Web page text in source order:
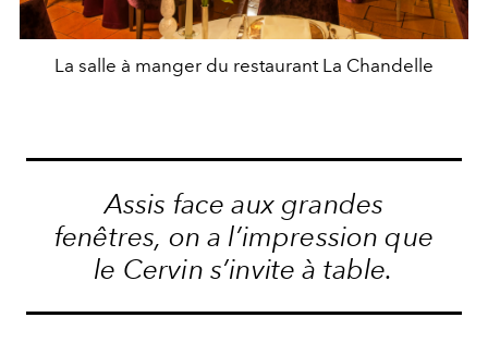
La salle à manger du restaurant La Chandelle
Assis face aux grandes
fenêtres, on a l’impression que
le Cervin s’invite à table.